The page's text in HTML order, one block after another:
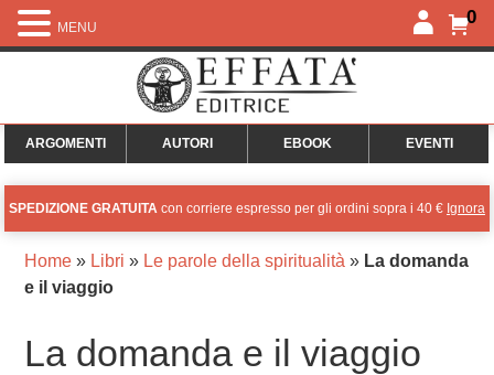
0
ARGOMENTI AUTORI EBOOK EVENTI
SPEDIZIONE GRATUITA con corriere espresso per gli ordini sopra i 40 € Ignora
Home» Libri » Le parole della spiritualità » La domanda
e il viaggio
La domanda e il viaggio
MENU